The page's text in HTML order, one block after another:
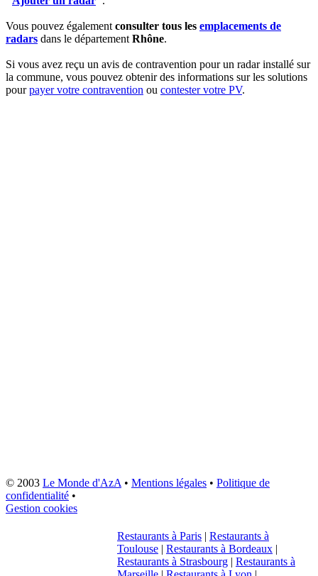
Vous pouvez égalementconsulter tous les emplacements de
radars dans le départementRhône.
Si vous avez reçu un avis de contravention pour un radar installé sur
la commune, vous pouvez obtenir des informations sur les solutions
pourpayer votre contravention ou contester votre PV.
© 2003 Le Monde d'AzA• Mentions légales • Politique de
confidentialité •
Gestion cookies
Restaurants à Paris | Restaurants à
Toulouse | Restaurants à Bordeaux |
Restaurants à Strasbourg | Restaurants à